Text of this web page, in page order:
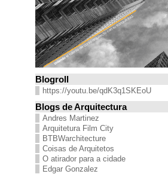
Blogroll
https://youtu.be/qdK3q1SKEoU
Blogs de Arquitectura
Andres Martinez
Arquitetura Film City
BTBWarchitecture
Coisas de Arquitetos
O atirador para a cidade
Edgar Gonzalez